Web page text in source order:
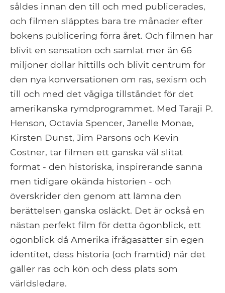
såldes innan den till och med publicerades,
och filmen släpptes bara tre månader efter
bokens publicering förra året. Och filmen har
blivit en sensation och samlat mer än 66
miljoner dollar hittills och blivit centrum för
den nya konversationen om ras, sexism och
till och med det vågiga tillståndet för det
amerikanska rymdprogrammet. Med Taraji P.
Henson, Octavia Spencer, Janelle Monae,
Kirsten Dunst, Jim Parsons och Kevin
Costner, tar filmen ett ganska väl slitat
format - den historiska, inspirerande sanna
men tidigare okända historien - och
överskrider den genom att lämna den
berättelsen ganska osläckt. Det är också en
nästan perfekt film för detta ögonblick, ett
ögonblick då Amerika ifrågasätter sin egen
identitet, dess historia (och framtid) när det
gäller ras och kön och dess plats som
världsledare.